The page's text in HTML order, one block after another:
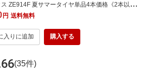
ZE914F 夏サマータイヤ単品4本価格《2本以上
料無料》【取付対象】 低燃費タイヤ 転がり抵抗
】 ウエットグリップ性能【b】
円 送料無料
入りに追加 購入する
(35件)